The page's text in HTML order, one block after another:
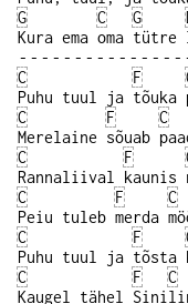
G
C G
Kura ema oma tütre
C
F
Puhu tuul ja tõuka
C
F C
Merelaine sõuab
C
F
Rannaliival kaunis
C
F C
Peiu tuleb merda
C
F
Puhu tuul ja tõsta
C
F C
Kaugel tähel